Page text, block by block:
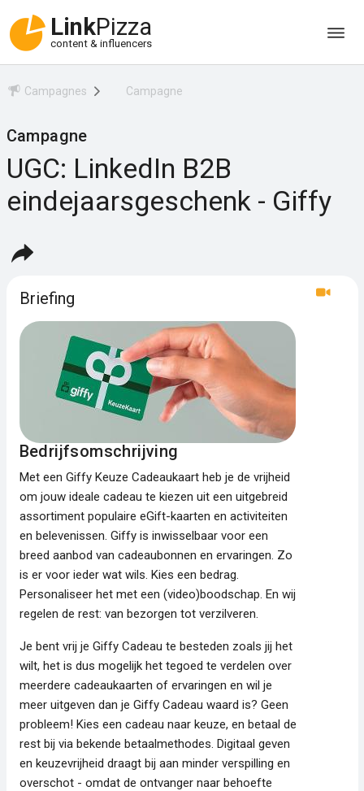
LinkPizza
content & influencers
Campagnes Campagne
Campagne
UGC: LinkedIn B2B
eindejaarsgeschenk - Giffy
Briefing
Bedrijfsomschrijving
Met een Giffy Keuze Cadeaukaart heb je de vrijheid
om jouw ideale cadeau te kiezen uit een uitgebreid
assortiment populaire eGift-kaarten en activiteiten
en belevenissen. Giffy is inwisselbaar voor een
breed aanbod van cadeaubonnen en ervaringen. Zo
is er voor ieder wat wils. Kies een bedrag.
Personaliseer het met een (video)boodschap. En wij
regelen de rest: van bezorgen tot verzilveren.
Je bent vrij je Giffy Cadeau te besteden zoals jij het
wilt, het is dus mogelijk het tegoed te verdelen over
meerdere cadeaukaarten of ervaringen en wil je
meer uitgeven dan je Giffy Cadeau waard is? Geen
probleem! Kies een cadeau naar keuze, en betaal de
rest bij via bekende betaalmethodes. Digitaal geven
en keuzevrijheid draagt bij aan minder verspilling en
overschot - omdat de ontvanger naar behoefte